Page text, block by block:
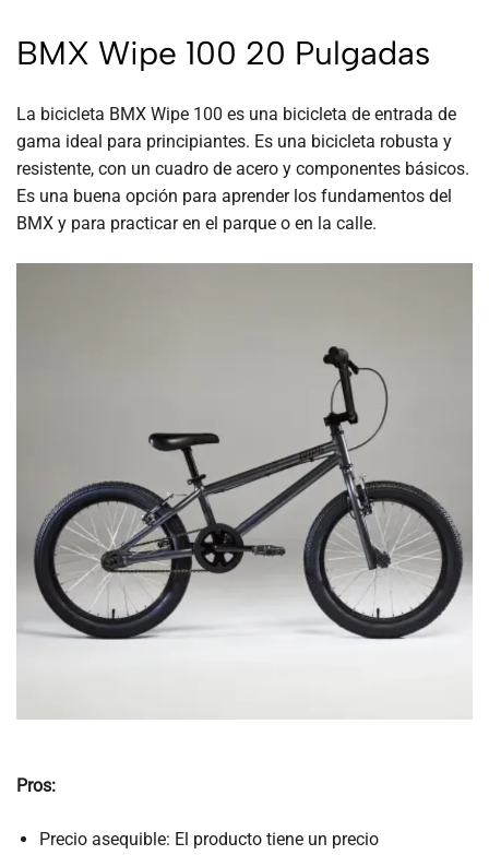
BMX Wipe 100 20 Pulgadas
La bicicleta BMX Wipe 100 es una bicicleta de entrada de
gama ideal para principiantes. Es una bicicleta robusta y
resistente, con un cuadro de acero y componentes básicos.
Es una buena opción para aprender los fundamentos del
BMX y para practicar en el parque o en la calle.
Pros:
Precio asequible: El producto tiene un precio